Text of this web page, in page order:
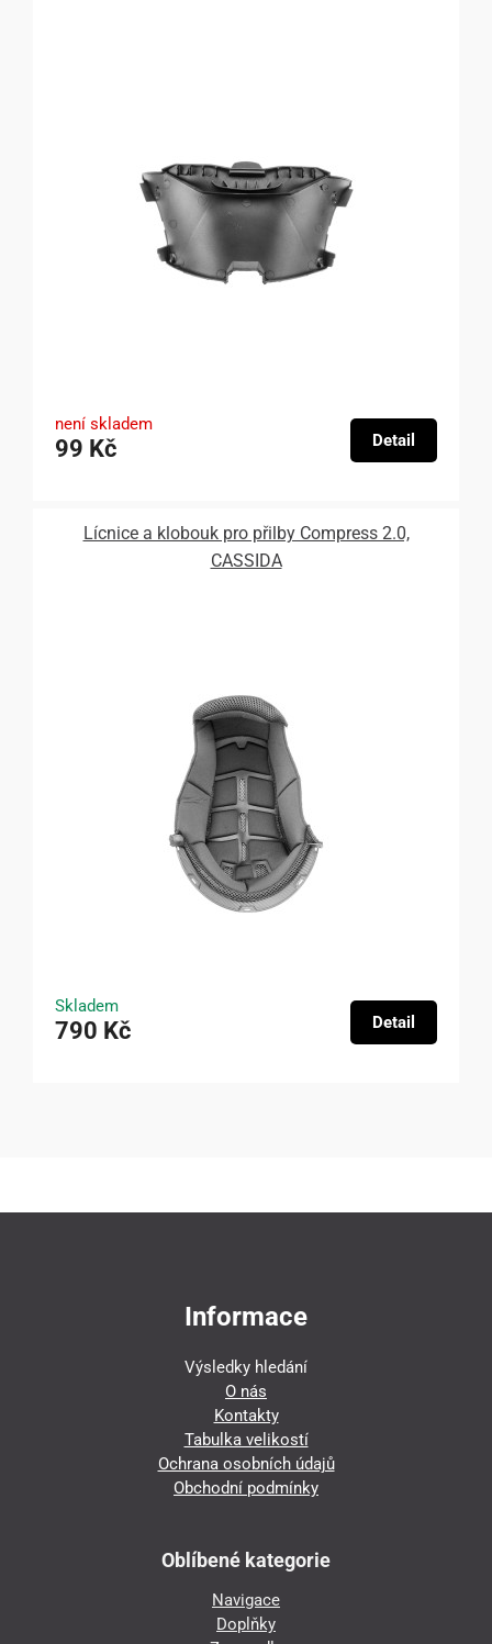
není skladem
99 Kč Detail
Lícnice a klobouk pro přilby Compress 2.0,
CASSIDA
Skladem
790 Kč Detail
Informace
Výsledky hledání
O nás
Kontakty
Tabulka velikostí
Ochrana osobních údajů
Obchodní podmínky
Oblíbené kategorie
Navigace
Doplňky